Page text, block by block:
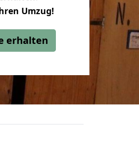
Umzug!
erhalten